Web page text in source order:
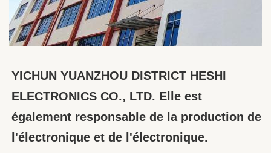
YICHUN YUANZHOU DISTRICT HESHI
ELECTRONICS CO., LTD. Elle est
également responsable de la production de
l'électronique et de l'électronique.